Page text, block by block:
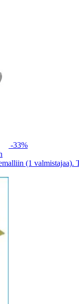
-33%
(1 valmistajaa).